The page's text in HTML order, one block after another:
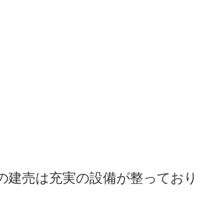
建売は充実の設備が整っており